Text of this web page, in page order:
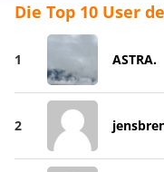
Die Top 10 User
1 ASTRA.
2